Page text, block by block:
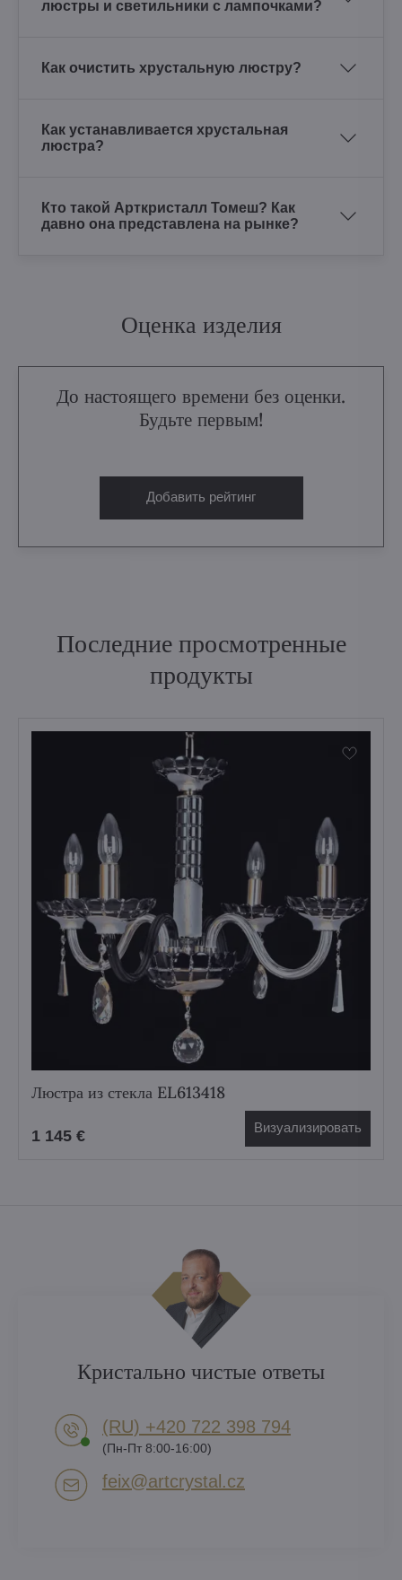
люстры и светильники с лампочками?
Как очистить хрустальную люстру?
Как устанавливается хрустальная
люстра?
Кто такой Арткристалл Томеш? Как
давно она представлена на рынке?
Оценка изделия
До настоящего времени без оценки.
Будьте первым!
Добавить рейтинг
Последние просмотренные
продукты
Люстра из стекла EL613418
1 145 € Визуализировать
Кристально чистые ответы
(RU) +420 722 398 794​
(Пн-Пт 8:00-16:00)
feix​@artcrystal​.cz